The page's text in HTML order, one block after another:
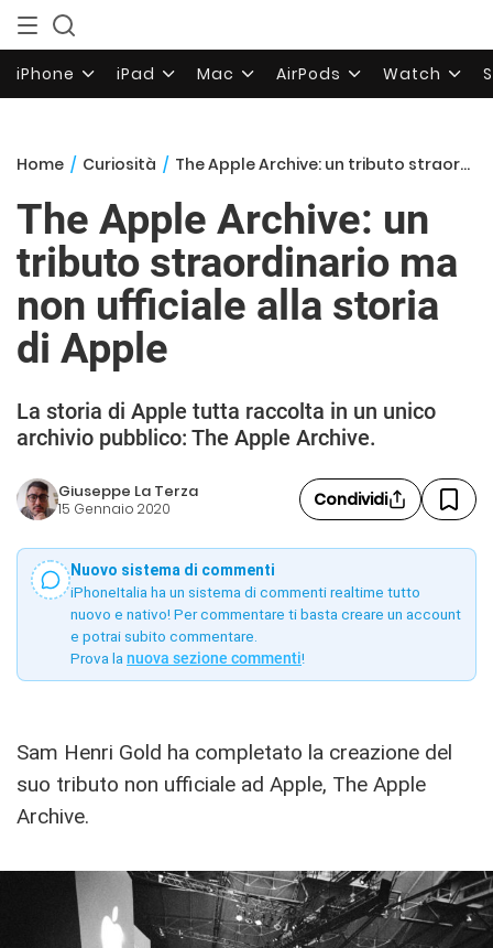
iPhone iPad Mac AirPods Watch
Home / Curiosità / The Apple Archive: un tributo straordinario ma non ufficiale alla storia di Apple
The Apple Archive: un
tributo straordinario ma
non ufficiale alla storia
di Apple
La storia di Apple tutta raccolta in un unico
archivio pubblico: The Apple Archive.
Giuseppe La Terza
15 Gennaio 2020 Condividi
Nuovo sistema di commenti
iPhoneItalia ha un sistema di commenti realtime tutto
nuovo e nativo! Per commentare ti basta creare un account
e potrai subito commentare.
Prova la nuova sezione commenti!
Sam Henri Gold ha completato la creazione del
suo tributo non ufficiale ad Apple, The Apple
Archive.